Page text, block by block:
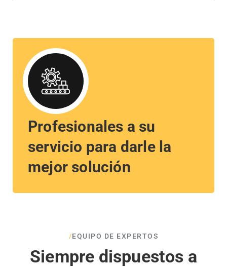
Profesionales a su
servicio para darle la
mejor solución
/EQUIPO DE EXPERTOS
Siempre dispuestos a